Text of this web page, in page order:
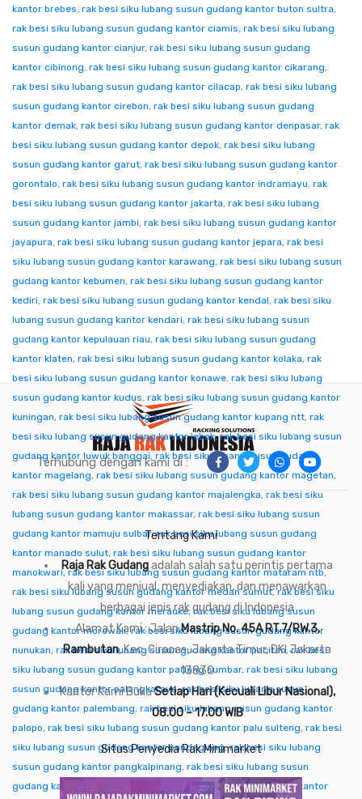
kantor brebes, rak besi siku lubang susun gudang kantor buton sultra,
rak besi siku lubang susun gudang kantor ciamis, rak besi siku lubang
susun gudang kantor cianjur, rak besi siku lubang susun gudang
kantor cibinong, rak besi siku lubang susun gudang kantor cikarang,
rak besi siku lubang susun gudang kantor cilacap, rak besi siku lubang
susun gudang kantor cirebon, rak besi siku lubang susun gudang
kantor demak, rak besi siku lubang susun gudang kantor denpasar, rak
besi siku lubang susun gudang kantor depok, rak besi siku lubang
susun gudang kantor garut, rak besi siku lubang susun gudang kantor
gorontalo, rak besi siku lubang susun gudang kantor indramayu, rak
besi siku lubang susun gudang kantor jakarta, rak besi siku lubang
susun gudang kantor jambi, rak besi siku lubang susun gudang kantor
jayapura, rak besi siku lubang susun gudang kantor jepara, rak besi
siku lubang susun gudang kantor karawang, rak besi siku lubang susun
gudang kantor kebumen, rak besi siku lubang susun gudang kantor
kediri, rak besi siku lubang susun gudang kantor kendal, rak besi siku
lubang susun gudang kantor kendari, rak besi siku lubang susun
gudang kantor kepulauan riau, rak besi siku lubang susun gudang
kantor klaten, rak besi siku lubang susun gudang kantor kolaka, rak
besi siku lubang susun gudang kantor konawe, rak besi siku lubang
susun gudang kantor kudus, rak besi siku lubang susun gudang kantor
kuningan, rak besi siku lubang susun gudang kantor kupang ntt, rak
besi siku lubang susun gudang kantor lebak,rak besi siku lubang susun
gudang kantor luwuk banggai, rak besi siku lubang susun gudang
kantor magelang, rak besi siku lubang susun gudang kantor magetan,
rak besi siku lubang susun gudang kantor majalengka, rak besi siku
lubang susun gudang kantor makassar, rak besi siku lubang susun
gudang kantor mamuju sulbar,rak besi siku lubang susun gudang
kantor manado sulut, rak besi siku lubang susun gudang kantor
manokwari,rak besi siku lubang susun gudang kantor mataram ntb,
rak besi siku lubang susun gudang kantor medan sumut,rak besi siku
lubang susun gudang kantor merauke,rak besi siku lubang susun
gudang kantor morowali,rak besi siku lubang susun gudang kantor
nunukan, rak besi siku lubang susun gudang kantor pacitan,rak besi
siku lubang susun gudang kantor padang sumbar, rak besi siku lubang
susun gudang kantor palangkaraya,rak besi siku lubang susun
gudang kantor palembang, rak besi siku lubang susun gudang kantor
palopo, rak besi siku lubang susun gudang kantor palu sulteng, rak besi
siku lubang susun gudang kantor pandeglang,rak besi siku lubang
susun gudang kantor pangkalpinang, rak besi siku lubang susun
gudang kantor pare-pare
rak besi siku lubang susun gudang kantor
Terhubung dengan kami di :
Tentang Kami
Raja Rak Gudangadalah salah satu perintis pertama
kali yang menjual, menyediakan, dan menawarkan
berbagai jenis rak gudang di Indonesia
Alamat Kami : JalanMastrip No. 45A RT.7/RW.3,
Rambutan, Kec. Ciracas, Jakarta Timur, DKI Jakarta
13830
Kantor Kami BukaSetiap Hari (Kecuali Libur Nasional),
08.00 – 17.00 WIB
Situs Penyedia Rak Minimarket